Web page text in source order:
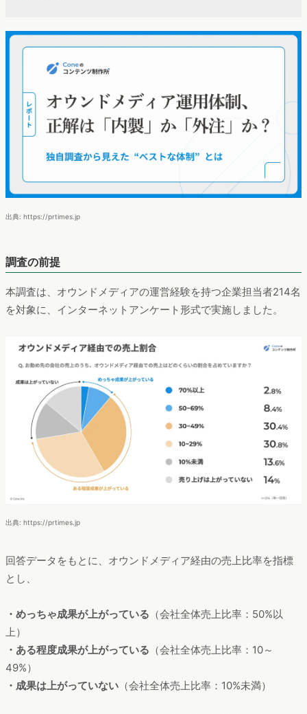
出典: https://prtimes.jp
調査の前提
本調査は、オウンドメディアの運営経験を持つ企業担当者214名
を対象に、インターネットアンケート形式で実施しました。
出典: https://prtimes.jp
回答データをもとに、オウンドメディア経由の売上比率を指標
とし、
・めっちゃ成果が上がっている （会社全体売上比率：50%以
上）
・ある程度成果が上がっている （会社全体売上比率：10～
49%）
・成果は上がっていない （会社全体売上比率：10%未満）